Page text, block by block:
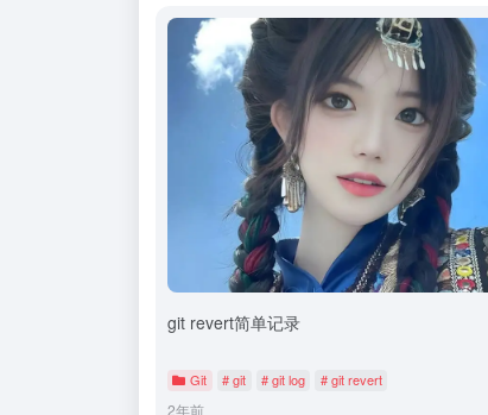
git revert简单记录
Git # git # git log # git revert
2年前